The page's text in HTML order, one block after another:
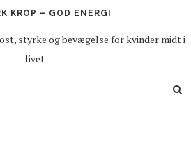
KROP – GOD ENERGI
styrke og bevægelse for kvinder midt i
livet